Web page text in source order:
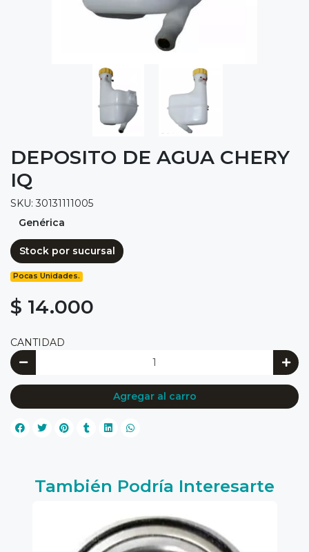
DEPOSITO DE AGUA CHERY
IQ
SKU: 30131111005
Genérica
Stock por sucursal
Pocas Unidades.
$ 14.000
CANTIDAD
Agregar al carro
También Podría Interesarte